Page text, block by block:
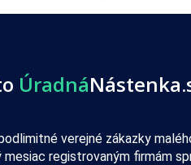
Úradná
verejné zákazky
mesiac registrovaným firmám